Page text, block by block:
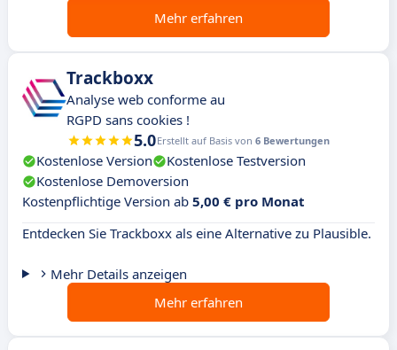
Mehr erfahren
Trackboxx
Analyse web conforme au
RGPD sans cookies !
5.0Erstellt auf Basis von 6 Bewertungen
Kostenlose Version
Kostenlose Testversion
Kostenlose Demoversion
Kostenpflichtige Version ab 5,00 € pro Monat
Entdecken Sie Trackboxx als eine Alternative zu Plausible.
Mehr Details anzeigen
Mehr erfahren